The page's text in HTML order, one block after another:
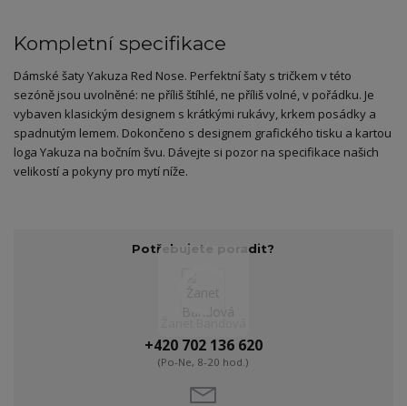
Kompletní specifikace
Dámské šaty Yakuza Red Nose. Perfektní šaty s tričkem v této
sezóně jsou uvolněné: ne příliš štíhlé, ne příliš volné, v pořádku. Je
vybaven klasickým designem s krátkými rukávy, krkem posádky a
spadnutým lemem. Dokončeno s designem grafického tisku a kartou
loga Yakuza na bočním švu. Dávejte si pozor na specifikace našich
velikostí a pokyny pro mytí níže.
Potřebujete poradit?
+420 702 136 620
(Po-Ne, 8-20 hod.)